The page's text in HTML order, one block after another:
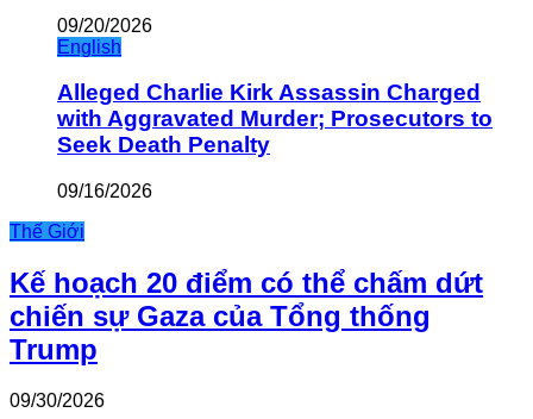
09/20/2026
English
Alleged Charlie Kirk Assassin Charged
with Aggravated Murder; Prosecutors to
Seek Death Penalty
09/16/2026
Thế Giới
Kế hoạch 20 điểm có thể chấm dứt
chiến sự Gaza của Tổng thống
Trump
09/30/2026